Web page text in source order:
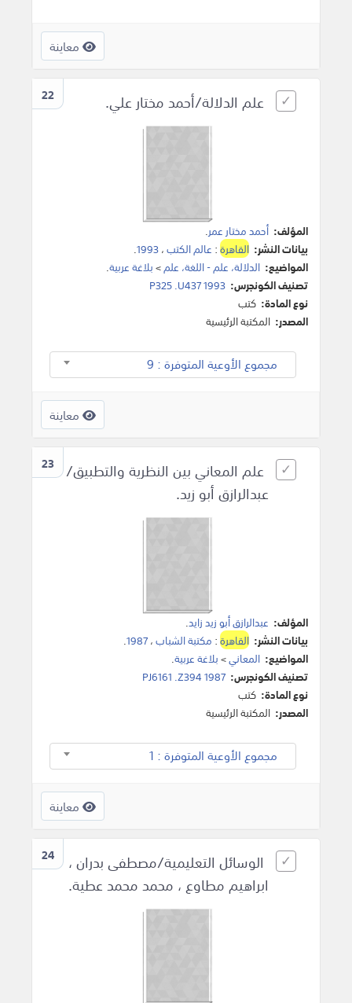
معاينة
22 علم الدلالة/أحمد مختار علي.
المؤلف: أحمد مختار عمر.
بيانات النشر: القاهرة: عالم الكتب،1993
.
المواضيع: الدلالة، علم - اللغة، علم>بلاغة عربية.
تصنيف الكونجرس: P325 .U437 1993
نوع المادة: كتب
المصدر: المكتبة الرئيسية
مجموع الأوعية المتوفرة : 9
معاينة
23
علم المعاني بين النظرية والتطبيق/
عبدالرازق أبو زيد.
المؤلف: عبدالرازق أبو زيد زايد.
بيانات النشر: القاهرة: مكتبة الشباب،1987
.
المواضيع: المعاني>بلاغة عربية.
تصنيف الكونجرس: PJ6161 .Z394 1987
نوع المادة: كتب
المصدر: المكتبة الرئيسية
مجموع الأوعية المتوفرة : 1
معاينة
24
الوسائل التعليمية/مصطفى بدران ،
ابراهيم مطاوع ، محمد محمد عطية.